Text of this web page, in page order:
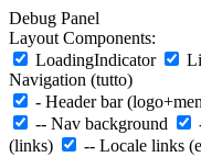
Debug Panel
Layout Components:
LoadingIndicator
Navigation (tutto)
- Header bar
-- Nav background
(links)
-- Locale links